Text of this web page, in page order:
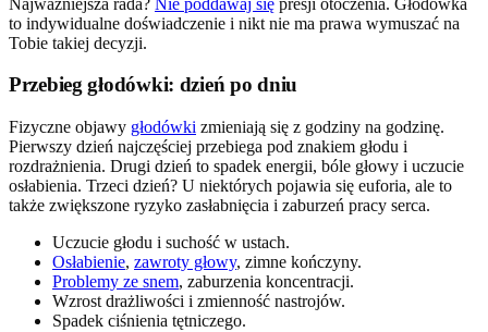
to indywidualne doświadczenie i nikt nie ma prawa wymuszać na
Tobie takiej decyzji.
Przebieg głodówki: dzień po dniu
Fizyczne objawy głodówki zmieniają się z godziny na godzinę.
Pierwszy dzień najczęściej przebiega pod znakiem głodu i
rozdrażnienia. Drugi dzień to spadek energii, bóle głowy i uczucie
osłabienia. Trzeci dzień? U niektórych pojawia się euforia, ale to
także zwiększone ryzyko zasłabnięcia i zaburzeń pracy serca.
Uczucie głodu i suchość w ustach.
Osłabienie, zawroty głowy, zimne kończyny.
Problemy ze snem, zaburzenia koncentracji.
Wzrost drażliwości i zmienność nastrojów.
Spadek ciśnienia tętniczego.